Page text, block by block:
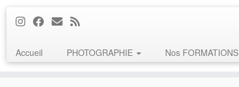
Accueil PHOTOGRAPHIE Nos FORMATIONS